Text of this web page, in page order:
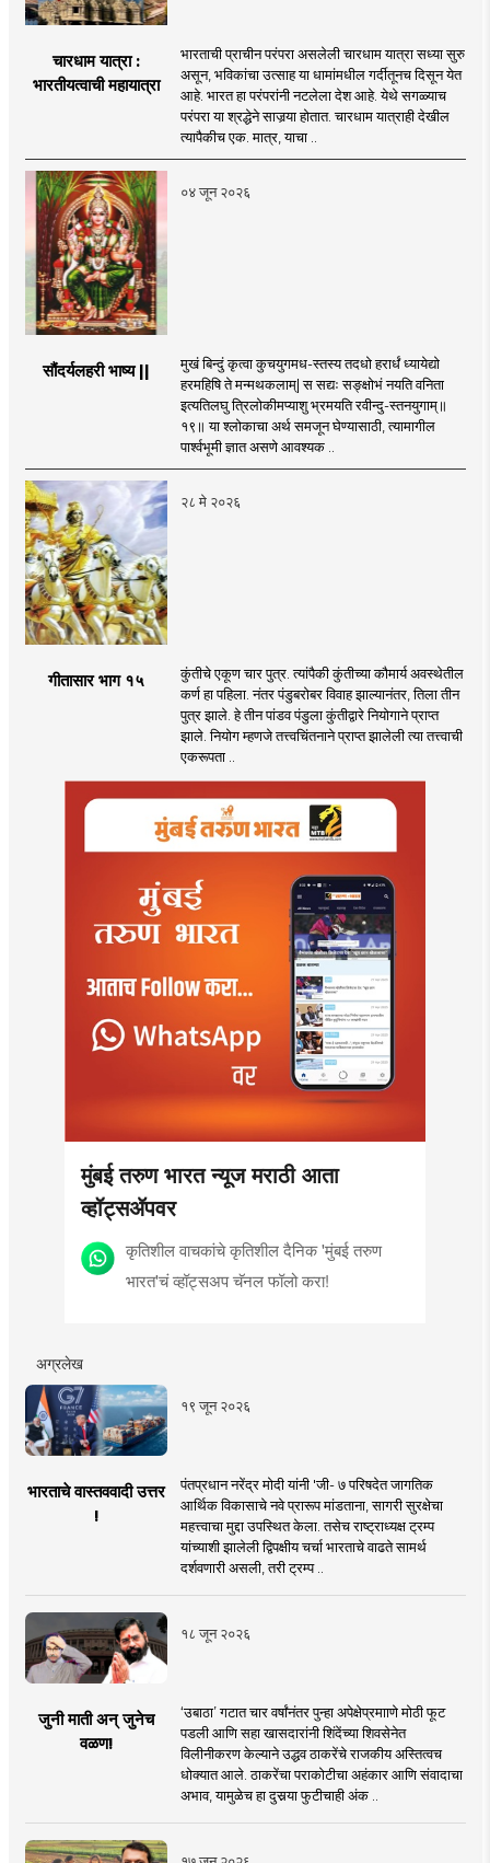
चारधाम यात्रा :
भारतीयत्वाची महायात्रा
भारताची प्राचीन परंपरा असलेली चारधाम यात्रा सध्या सुरु
असून, भविकांचा उत्साह या धामांमधील गर्दीतूनच दिसून येत
आहे. भारत हा परंपरांनी नटलेला देश आहे. येथे सगळ्याच
परंपरा या श्रद्धेने साजर्‍या होतात. चारधाम यात्राही देखील
त्यापैकीच एक. मात्र, याचा ..
०४ जून २०२६
सौंदर्यलहरी भाष्य ||
मुखं बिन्दुं कृत्वा कुचयुगमध-स्तस्य तदधो हरार्धं ध्यायेद्यो
हरमहिषि ते मन्मथकलाम्| स सद्यः सङ्क्षोभं नयति वनिता
इत्यतिलघु त्रिलोकीमप्याशु भ्रमयति रवीन्दु-स्तनयुगाम्॥
१९॥ या श्लोकाचा अर्थ समजून घेण्यासाठी, त्यामागील
पार्श्वभूमी ज्ञात असणे आवश्यक ..
२८ मे २०२६
गीतासार भाग १५
कुंतीचे एकूण चार पुत्र. त्यांपैकी कुंतीच्या कौमार्य अवस्थेतील
कर्ण हा पहिला. नंतर पंडुबरोबर विवाह झाल्यानंतर, तिला तीन
पुत्र झाले. हे तीन पांडव पंडुला कुंतीद्वारे नियोगाने प्राप्त
झाले. नियोग म्हणजे तत्त्वचिंतनाने प्राप्त झालेली त्या तत्त्वाची
एकरूपता ..
मुंबई तरुण भारत न्यूज मराठी आता
व्हॉट्सॲपवर
कृतिशील वाचकांचे कृतिशील दैनिक 'मुंबई तरुण
भारत'चं व्हॉट्सअप चॅनल फॉलो करा!
अग्रलेख
१९ जून २०२६
भारताचे वास्तववादी उत्तर
!
पंतप्रधान नरेंद्र मोदी यांनी 'जी- ७ परिषदेत जागतिक
आर्थिक विकासाचे नवे प्रारूप मांडताना, सागरी सुरक्षेचा
महत्त्वाचा मुद्दा उपस्थित केला. तसेच राष्ट्राध्यक्ष ट्रम्प
यांच्याशी झालेली द्विपक्षीय चर्चा भारताचे वाढते सामर्थ
दर्शवणारी असली, तरी ट्रम्प ..
१८ जून २०२६
जुनी माती अन् जुनेच
वळण!
‘उबाठा’ गटात चार वर्षांनंतर पुन्हा अपेक्षेप्रमााणे मोठी फूट
पडली आणि सहा खासदारांनी शिंदेंच्या शिवसेनेत
विलीनीकरण केल्याने उद्धव ठाकरेंचे राजकीय अस्तित्वच
धोक्यात आले. ठाकरेंचा पराकोटीचा अहंकार आणि संवादाचा
अभाव, यामुळेच हा दुसर्‍या फुटीचाही अंक ..